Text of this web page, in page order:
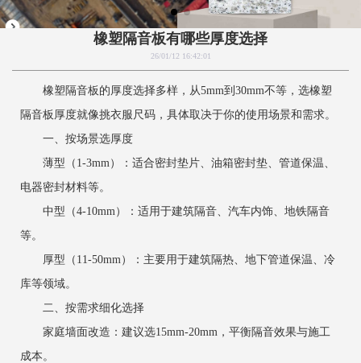
橡塑隔音板有哪些厚度选择
26/01/12 16:42:01
橡塑隔音板的厚度选择多样，从5mm到30mm不等，选橡塑
隔音板厚度就像挑衣服尺码，具体取决于你的使用场景和需求。
一、按场景选厚度
薄型（1-3mm）：适合密封垫片、油箱密封垫、管道保温、
电器密封材料等。
中型（4-10mm）：适用于建筑隔音、汽车内饰、地铁隔音
等。
厚型（11-50mm）：主要用于建筑隔热、地下管道保温、冷
库等领域。
二、按需求细化选择
家庭墙面改造：建议选15mm-20mm，平衡隔音效果与施工
成本。